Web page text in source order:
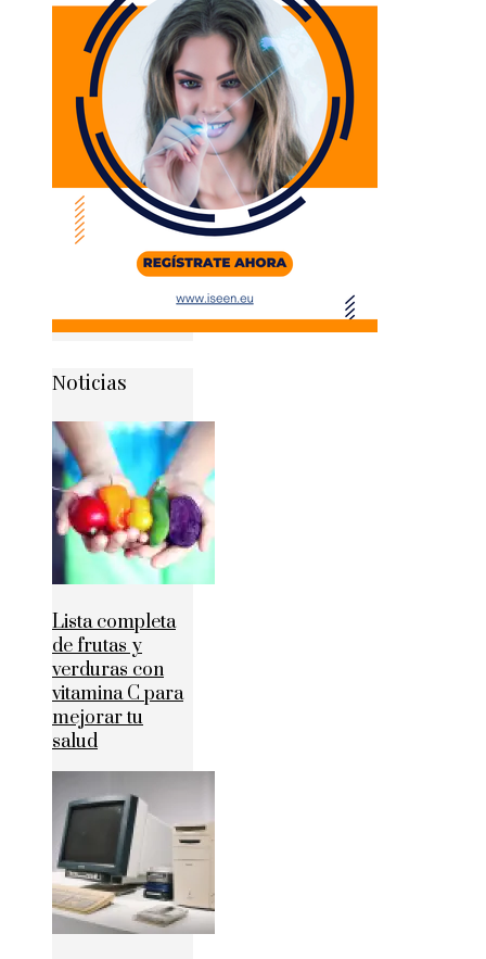
Noticias
Lista completa
de frutas y
verduras con
vitamina C para
mejorar tu
salud